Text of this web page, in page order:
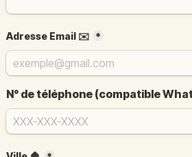
Adresse Email ✉️ *
N° de téléphone (compatible